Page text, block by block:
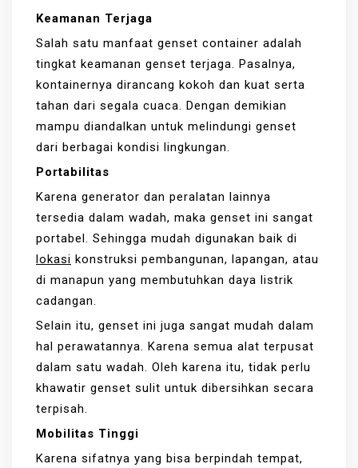
Keamanan Terjaga
Salah satu manfaat genset container adalah
tingkat keamanan genset terjaga. Pasalnya,
kontainernya dirancang kokoh dan kuat serta
tahan dari segala cuaca. Dengan demikian
mampu diandalkan untuk melindungi genset
dari berbagai kondisi lingkungan.
Portabilitas
Karena generator dan peralatan lainnya
tersedia dalam wadah, maka genset ini sangat
portabel. Sehingga mudah digunakan baik di
lokasi konstruksi pembangunan, lapangan, atau
di manapun yang membutuhkan daya listrik
cadangan.
Selain itu, genset ini juga sangat mudah dalam
hal perawatannya. Karena semua alat terpusat
dalam satu wadah. Oleh karena itu, tidak perlu
khawatir genset sulit untuk dibersihkan secara
terpisah.
Mobilitas Tinggi
Karena sifatnya yang bisa berpindah tempat,